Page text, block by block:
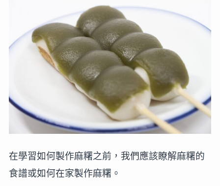
在學習如何製作麻糬之前，我們應該瞭解麻糬的
食譜或如何在家製作麻糬。